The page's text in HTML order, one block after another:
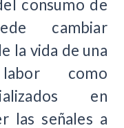
consumo de
cambiar
la vida de una
como
en
las señales a